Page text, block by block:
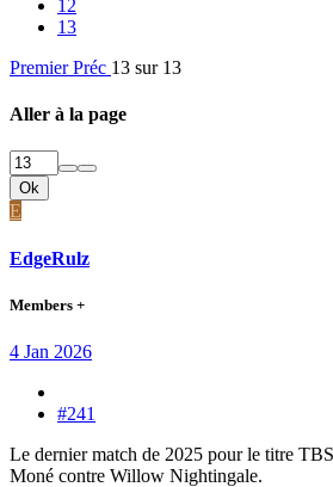
12
13
Premier Préc 13 sur 13
Aller à la page
Ok
E
EdgeRulz
Members +
4 Jan 2026
#241
Le dernier match de 2025 pour le titre
Moné contre Willow Nightingale.